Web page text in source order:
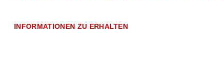
INFORMATIONEN ZU ERHALTEN